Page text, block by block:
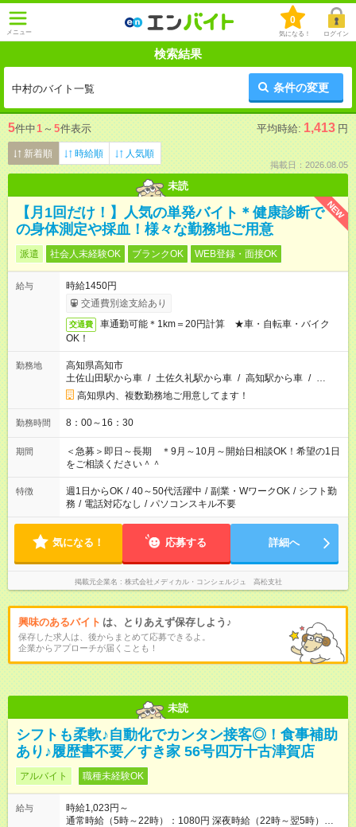
メニュー
0
気になる！ ログイン
検索結果
中村のバイト一覧 条件の変更
5件中1 ～ 5件表示 平均時給: 1,413 円
新着順 時給順 人気順
掲載日：2026.08.05
未読
NEW
【月1回だけ！】人気の単発バイト＊健康診断で
の身体測定や採血！様々な勤務地ご用意
派遣 社会人未経験OK ブランクOK WEB登録・面接OK
給与
時給1450円
交通費別途支給あり
交通費
車通勤可能＊1km＝20円計算 ★車・自転車・バイク
OK！
勤務地
高知県高知市
土佐山田駅から車 / 土佐久礼駅から車 / 高知駅から車 / …
高知県内、複数勤務地ご用意してます！
勤務時間 8：00～16：30
期間
＜急募＞即日～長期 ＊9月～10月～開始日相談OK！希望の1日
をご相談ください＾＾
特徴 週1日からOK / 40～50代活躍中 / 副業・WワークOK / シフト勤
務 / 電話対応なし / パソコンスキル不要
気になる！ 応募する 詳細へ
掲載元企業名 株式会社メディカル・コンシェルジュ 高松支社
興味のあるバイト は、とりあえず保存しよう♪
保存した求人は、後からまとめて応募できるよ。
企業からアプローチが届くことも！
未読
シフトも柔軟♪自動化でカンタン接客◎！食事補助
あり♪履歴書不要／すき家 56号四万十古津賀店
アルバイト 職種未経験OK
給与
時給1,023円～
通常時給（5時～22時）：1080円 深夜時給（22時～翌5時）：